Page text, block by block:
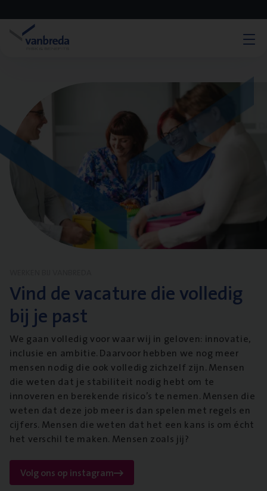
Vind de vacature die volledig
bij je past
We gaan volledig voor waar wij in geloven: innovatie,
inclusie en ambitie. Daarvoor hebben we nog meer
mensen nodig die ook volledig zichzelf zijn. Mensen
die weten dat je stabiliteit nodig hebt om te
innoveren en berekende risico’s te nemen. Mensen die
weten dat deze job meer is dan spelen met regels en
cijfers. Mensen die weten dat het een kans is om écht
het verschil te maken. Mensen zoals jij?
Volg ons op instagram